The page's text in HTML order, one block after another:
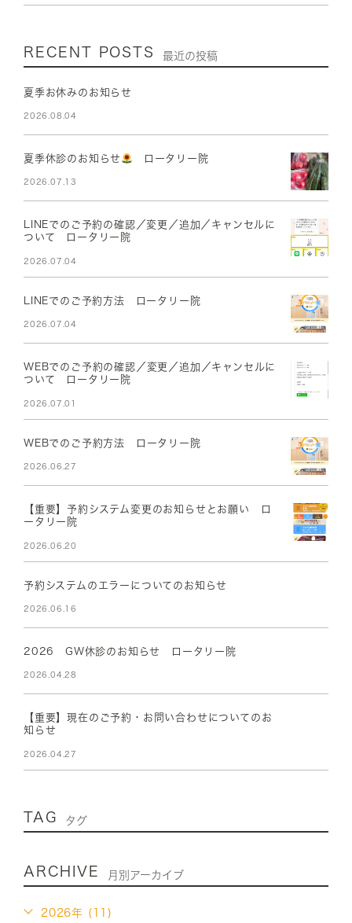
RECENT POSTS 最近の投稿
夏季お休みのお知らせ
2026.08.04
夏季休診のお知らせ ロータリー院
2026.07.13
LINEでのご予約の確認／変更／追加／キャンセルに
ついて ロータリー院
2026.07.04
LINEでのご予約方法 ロータリー院
2026.07.04
WEBでのご予約の確認／変更／追加／キャンセルに
ついて ロータリー院
2026.07.01
WEBでのご予約方法 ロータリー院
2026.06.27
【重要】予約システム変更のお知らせとお願い ロ
ータリー院
2026.06.20
予約システムのエラーについてのお知らせ
2026.06.16
2026 GW休診のお知らせ ロータリー院
2026.04.28
【重要】現在のご予約・お問い合わせについてのお
知らせ
2026.04.27
TAG タグ
ARCHIVE 月別アーカイブ
2026年 (11)